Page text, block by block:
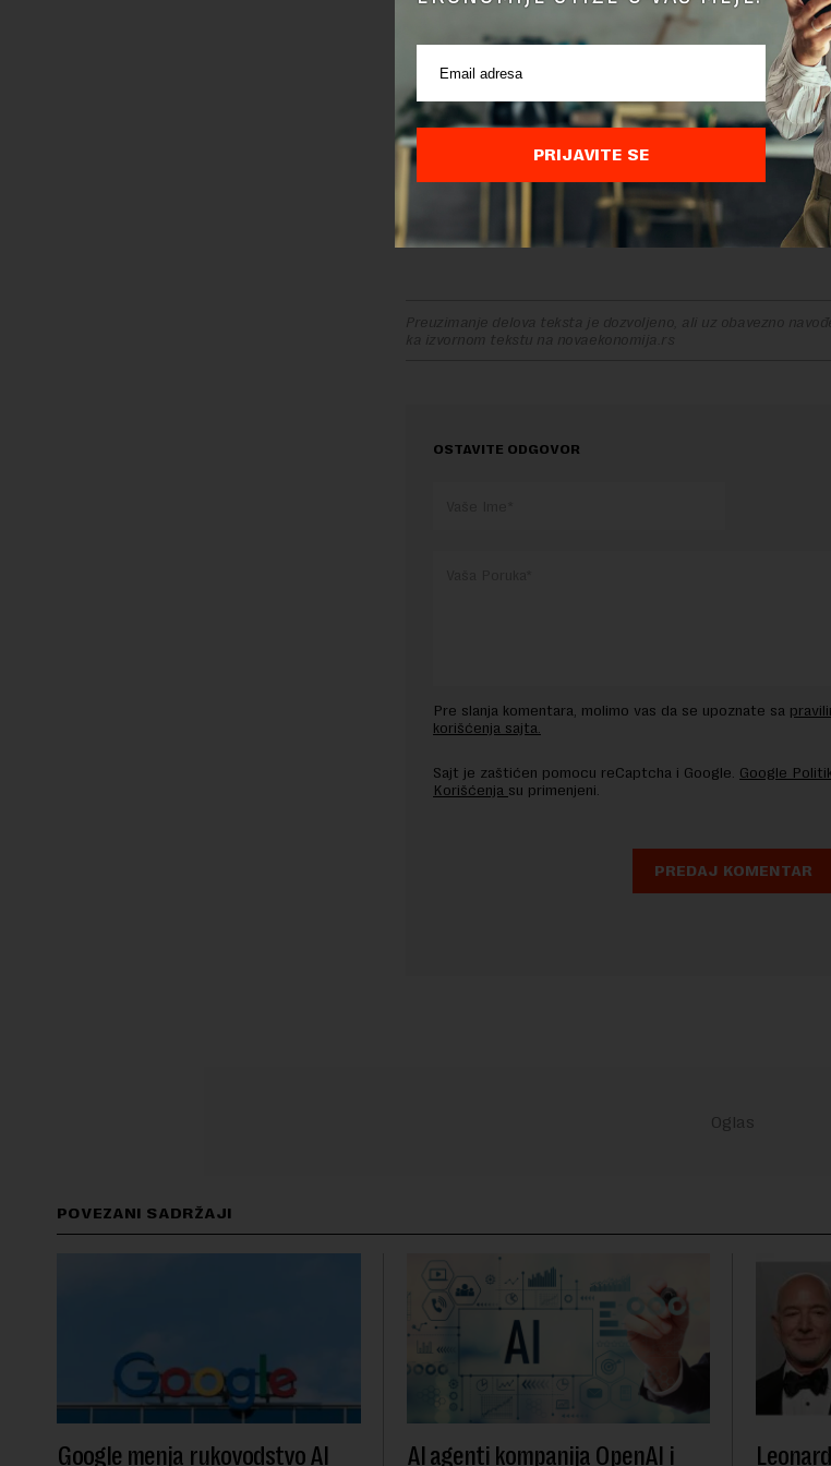
Najveći rast trajanja radnog veka zabeležen je na Malti,
pad u Rumuniji.
U poređenju sa 2000. godinom, prosečno
za sve države članice EU u 2019. godini, sa
zabeležila pad od 2,2 godine.
Najveća povećanja u periodu od 2000. do 2019.
godina, Mađarskoj 6,9 godina i Estoniji 5,6
Danskoj 1,7 godina i Grčkoj 1,8 godina.
Preuzimanje delova teksta je dozvoljeno, ali uz obavezno
ka izvornom tekstu na novaekonomija.rs
OSTAVITE ODGOVOR
Pre slanja komentara, molimo vas da se upoznate sa
korišćenja sajta.
Sajt je zaštićen pomocu reCaptcha i Google. Google
Korišćenja su primenjeni.
POVEZANI SADRŽAJI
Google menja rukovodstvo AI AI agenti kompanija OpenAI i
PRIJAVITE SE